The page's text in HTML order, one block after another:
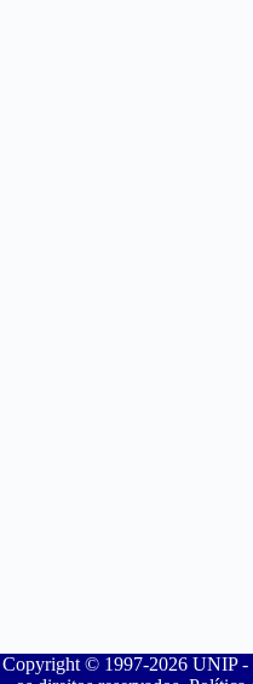
Copyright © 1997-2026 UNIP -